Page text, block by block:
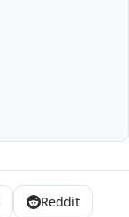
Reddit